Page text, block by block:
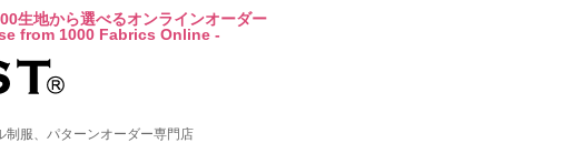
生地から選べるオンラインオーダー
from 1000 Fabrics Online -
制服、パターンオーダー専門店